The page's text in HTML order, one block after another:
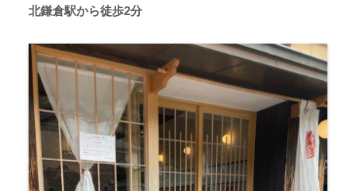
北鎌倉駅から徒歩2分